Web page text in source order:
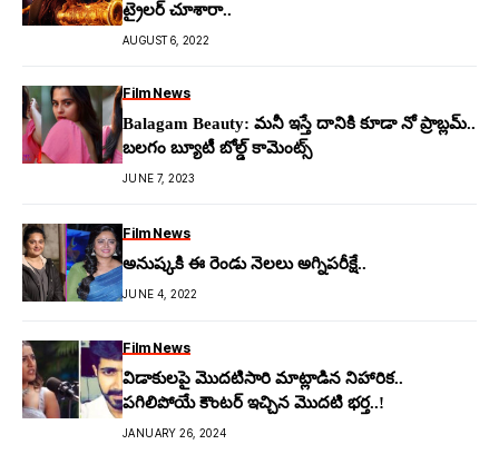
ట్రైలర్ చూశారా..
AUGUST 6, 2022
Film News
Balagam Beauty: మ‌నీ ఇస్తే దానికి కూడా నో ప్రాబ్ల‌మ్..
బ‌ల‌గం బ్యూటీ బోల్డ్ కామెంట్స్
JUNE 7, 2023
Film News
అనుష్కకి ఈ రెండు నెలలు అగ్నిపరీక్షే..
JUNE 4, 2022
Film News
విడాకులపై మొద‌టిసారి మాట్లాడిన నిహారిక..
పగిలిపోయే కౌంటర్ ఇచ్చిన మొద‌టి భర్త..!
JANUARY 26, 2024